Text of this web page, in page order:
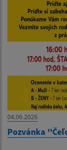
04.06.2026
Pozvánka